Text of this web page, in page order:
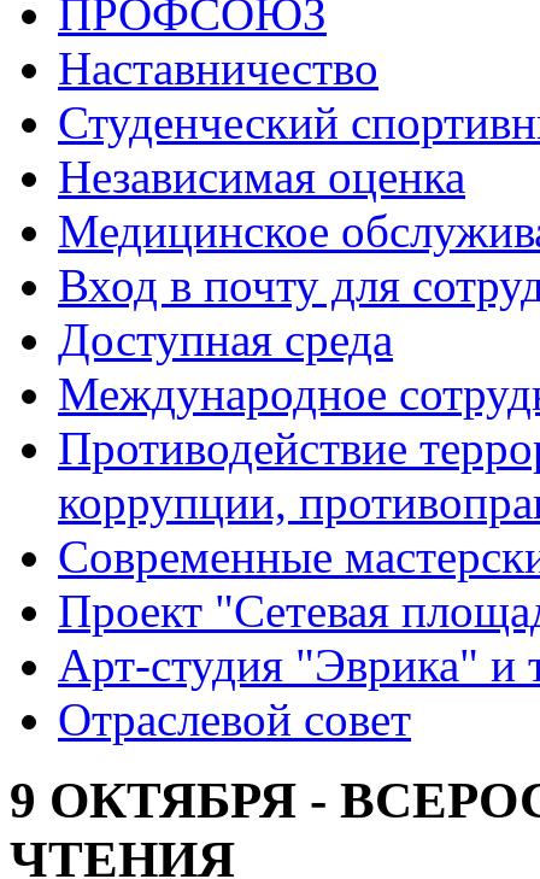
ПРОФСОЮЗ
Наставничество
Студенческий
Независимая оценка
Медицинское
Вход в почту для
Доступная среда
Международное
Противодействие
коррупции,
Современные
Проект "Сетевая
Арт-студия "Эврика" и
Отраслевой совет
9 ОКТЯБРЯ -
ЧТЕНИЯ